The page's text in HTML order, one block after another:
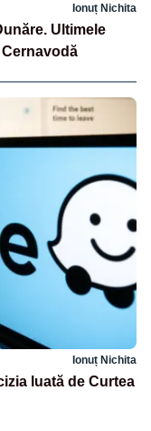
Ionuț Nichita
Ultimele
Ionuț Nichita
luată de Curtea